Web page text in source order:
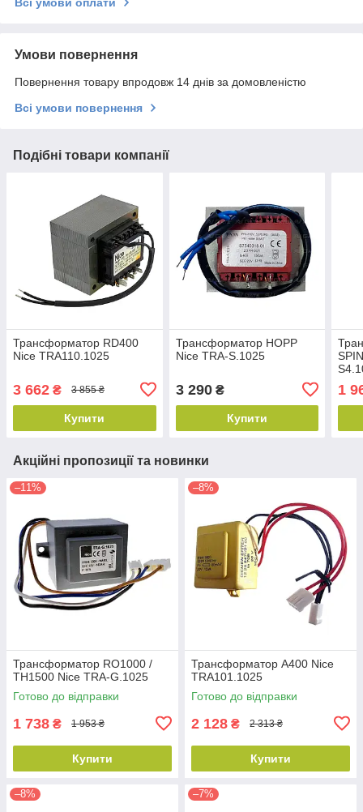
Всі умови оплати
Умови повернення
Повернення товару впродовж 14 днів за домовленістю
Всі умови повернення
Подібні товари компанії
Трансформатор RD400
Nice TRA110.1025
3 662 ₴ 3 855 ₴
Купити
Трансформатор HOPP
Nice TRA-S.1025
3 290₴
Купити
1
Акційні пропозиції та новинки
–11%
Трансформатор RO1000 /
TH1500 Nice TRA-G.1025
Готово до відправки
1 738 ₴ 1 953 ₴
Купити
–8%
Трансформатор A400 Nice
TRA101.1025
Готово до відправки
2 128 ₴ 2 313 ₴
Купити
–8% –7%